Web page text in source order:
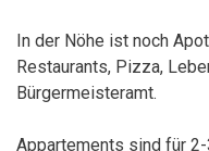
In der Nöhe ist noch
Restaurants, Pizza,
Bürgermeisteramt.
Appartements sind für